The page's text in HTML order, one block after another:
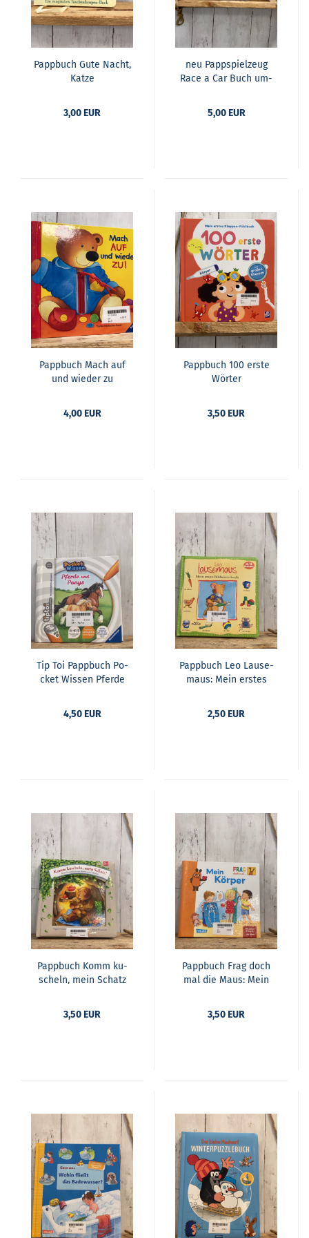
Papp­buch Gute Nacht,
Katze
3,00 EUR
neu Papp­spiel­zeug
Race a Car Buch um­
5,00 EUR
Papp­buch Mach auf
und wie­der zu
4,00 EUR
Papp­buch 100 erste
Wör­ter
3,50 EUR
Tip Toi Papp­buch Po­
cket Wis­sen Pfer­de
4,50 EUR
Papp­buch Leo Lau­se­
m­aus: Mein ers­tes
2,50 EUR
Papp­buch Komm ku­
scheln, mein Schatz
3,50 EUR
Papp­buch Frag doch
mal die Maus: Mein
3,50 EUR